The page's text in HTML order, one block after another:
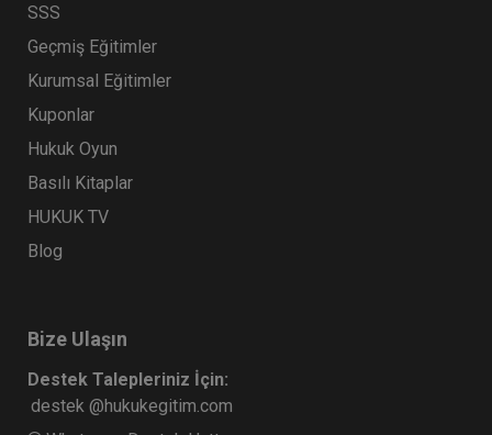
SSS
Geçmiş Eğitimler
Kurumsal Eğitimler
Kuponlar
Hukuk Oyun
Basılı Kitaplar
HUKUK TV
Blog
Bize Ulaşın
Destek Talepleriniz İçin:
destek @hukukegitim.com